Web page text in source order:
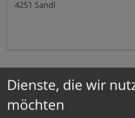
4251 Sandl
Karte:
Dienste, die wir
möchten